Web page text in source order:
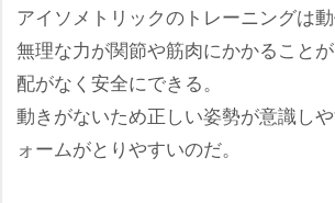
アイソメトリックのトレーニングは動
無理な力が関節や筋肉にかかること
配がなく安全にできる。
動きがないため正しい姿勢が意識し
ォームがとりやすいのだ。